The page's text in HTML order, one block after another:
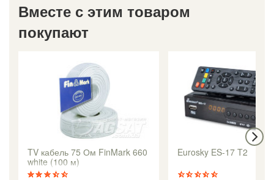
Вместе с этим товаром
покупают
TV кабель 75 Ом FinMark 660
white (100 м)
Eurosky ES-17 T2